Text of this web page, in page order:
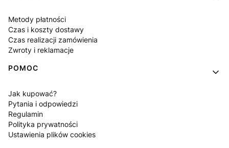
Metody płatności
Czas i koszty dostawy
Czas realizacji zamówienia
Zwroty i reklamacje
POMOC
Jak kupować?
Pytania i odpowiedzi
Regulamin
Polityka prywatności
Ustawienia plików cookies